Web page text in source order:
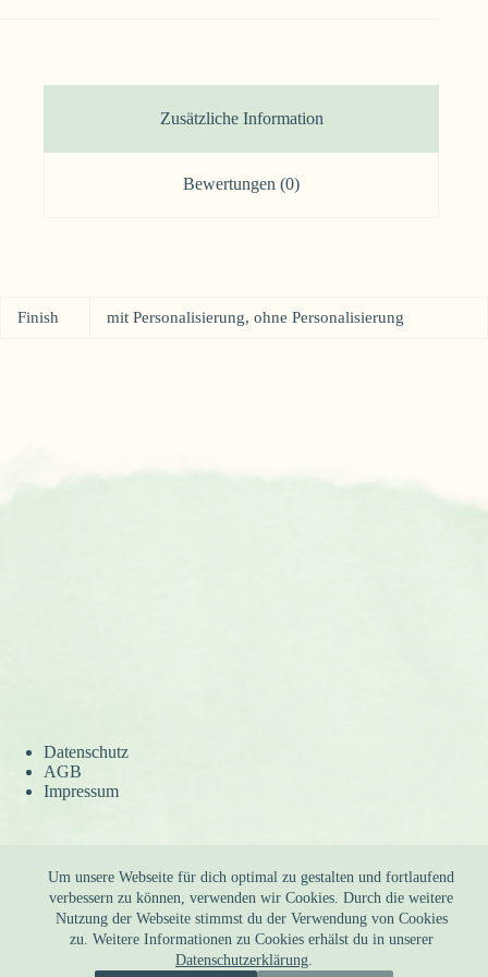
Um unsere Webseite für dich optimal zu gestalten und fortlaufend
verbessern zu können, verwenden wir Cookies. Durch die weitere
Nutzung der Webseite stimmst du der Verwendung von Cookies
zu. Weitere Informationen zu Cookies erhälst du in unserer
Datenschutzerklärung.
Zusätzliche Information
Bewertungen (0)
Finish mit Personalisierung, ohne Personalisierung
Datenschutz
AGB
Impressum
Widerruf
Kontakt